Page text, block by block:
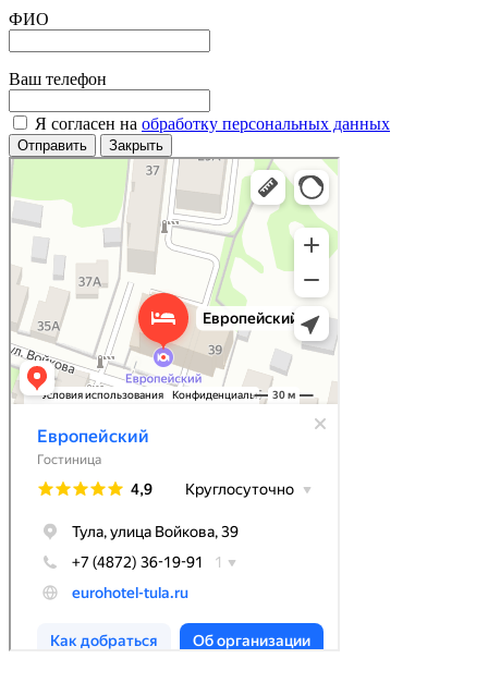
ФИО
Ваш телефон
Я согласен на обработку персональных данных
Отправить Закрыть